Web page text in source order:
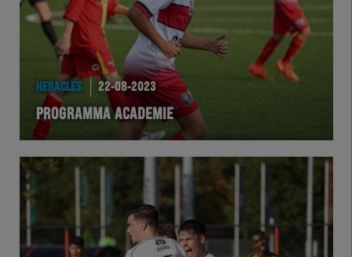
HERACLES 22-08-2023
PROGRAMMA ACADEMIE